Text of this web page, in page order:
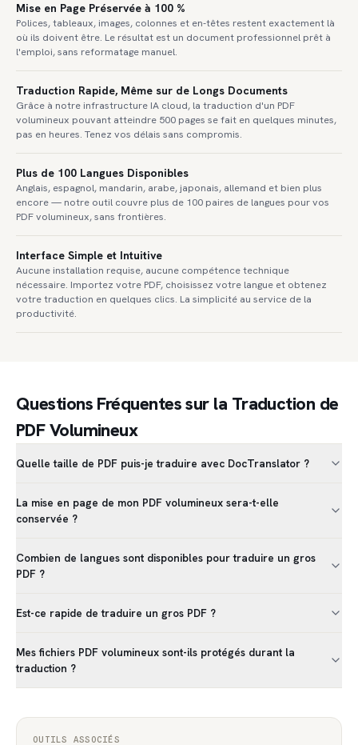
Mise en Page Préservée à 100 %
Polices, tableaux, images, colonnes et en-têtes restent exactement là
où ils doivent être. Le résultat est un document professionnel prêt à
l'emploi, sans reformatage manuel.
Traduction Rapide, Même sur de Longs Documents
Grâce à notre infrastructure IA cloud, la traduction d'un PDF
volumineux pouvant atteindre 500 pages se fait en quelques minutes,
pas en heures. Tenez vos délais sans compromis.
Plus de 100 Langues Disponibles
Anglais, espagnol, mandarin, arabe, japonais, allemand et bien plus
encore — notre outil couvre plus de 100 paires de langues pour vos
PDF volumineux, sans frontières.
Interface Simple et Intuitive
Aucune installation requise, aucune compétence technique
nécessaire. Importez votre PDF, choisissez votre langue et obtenez
votre traduction en quelques clics. La simplicité au service de la
productivité.
Questions Fréquentes sur la Traduction de
PDF Volumineux
Quelle taille de PDF puis-je traduire avec DocTranslator ?
La mise en page de mon PDF volumineux sera-t-elle
conservée ?
Combien de langues sont disponibles pour traduire un gros
PDF ?
Est-ce rapide de traduire un gros PDF ?
Mes fichiers PDF volumineux sont-ils protégés durant la
traduction ?
OUTILS ASSOCIÉS